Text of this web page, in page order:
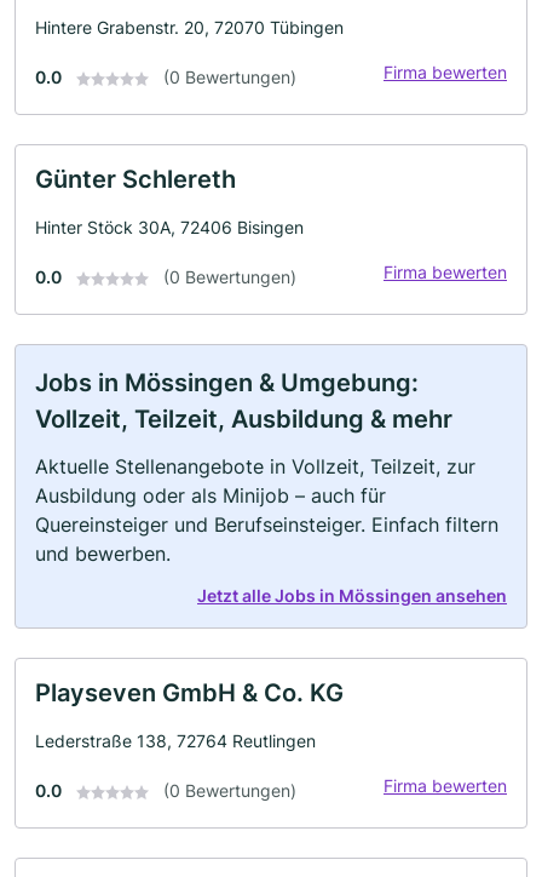
Hintere Grabenstr. 20, 72070 Tübingen
0.0 (0 Bewertungen) Firma bewerten
Günter Schlereth
Hinter Stöck 30A, 72406 Bisingen
0.0 (0 Bewertungen) Firma bewerten
Jobs in Mössingen & Umgebung:
Vollzeit, Teilzeit, Ausbildung & mehr
Aktuelle Stellenangebote in Vollzeit, Teilzeit, zur
Ausbildung oder als Minijob – auch für
Quereinsteiger und Berufseinsteiger. Einfach filtern
und bewerben.
Jetzt alle Jobs in Mössingen ansehen
Playseven GmbH & Co. KG
Lederstraße 138, 72764 Reutlingen
0.0 (0 Bewertungen) Firma bewerten